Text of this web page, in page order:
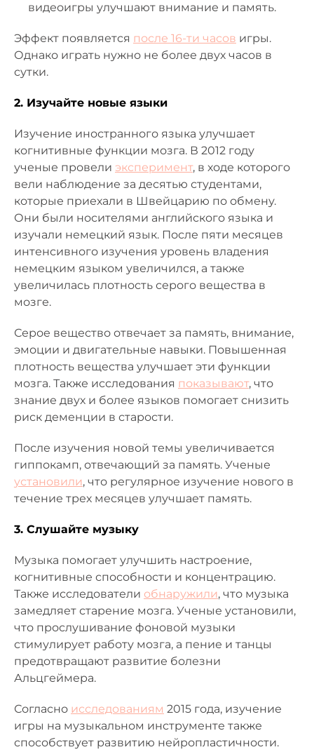
видеоигры улучшают внимание и память.
Эффект появляется после 16-ти часов игры.
Однако играть нужно не более двух часов в
сутки.
2. Изучайте новые языки
Изучение иностранного языка улучшает
когнитивные функции мозга. В 2012 году
ученые провели эксперимент, в ходе которого
вели наблюдение за десятью студентами,
которые приехали в Швейцарию по обмену.
Они были носителями английского языка и
изучали немецкий язык. После пяти месяцев
интенсивного изучения уровень владения
немецким языком увеличился, а также
увеличилась плотность серого вещества в
мозге.
Серое вещество отвечает за память, внимание,
эмоции и двигательные навыки. Повышенная
плотность вещества улучшает эти функции
мозга. Также исследования показывают, что
знание двух и более языков помогает снизить
риск деменции в старости.
После изучения новой темы увеличивается
гиппокамп, отвечающий за память. Ученые
установили, что регулярное изучение нового в
течение трех месяцев улучшает память.
3. Слушайте музыку
Музыка помогает улучшить настроение,
когнитивные способности и концентрацию.
Также исследователи обнаружили, что музыка
замедляет старение мозга. Ученые установили,
что прослушивание фоновой музыки
стимулирует работу мозга, а пение и танцы
предотвращают развитие болезни
Альцгеймера.
Согласно исследованиям 2015 года, изучение
игры на музыкальном инструменте также
способствует развитию нейропластичности.